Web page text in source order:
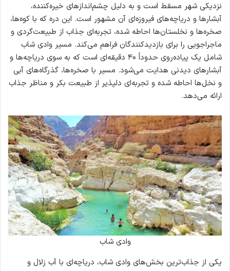
نزدیکی شهر مسقط است و به دلیل چشم‌اندازهای خیره‌کننده،
آبشارها و دریاچه‌های فیروزه‌ای آن مشهور است. این دره که با کوه‌ها،
صخره‌ها و نخلستان‌ها احاطه شده، تجربه‌ای جذاب از طبیعت‌گردی و
ماجراجویی را برای بازدیدکنندگان فراهم می‌کند. مسیر وادی شاب
شامل یک پیاده‌روی حدوداً ۴۰ دقیقه‌ای است که به سوی دریاچه‌ها و
آبشارهای دیدنی هدایت می‌شود. مسیر با صخره‌ها، گذرگاه‌های آبی
و نخل‌ها احاطه شده و تجربه‌ای دلپذیر از طبیعت بکر و مناظر جذاب
ارائه می‌دهد.
وادی شاب
یکی از جذاب‌ترین بخش‌های وادی شاب، دریاچه‌ای با آب زلال و